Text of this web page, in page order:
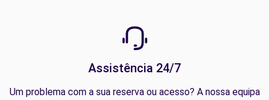
Assistência 24/7
Um problema com a sua reserva ou acesso? A nossa equipa